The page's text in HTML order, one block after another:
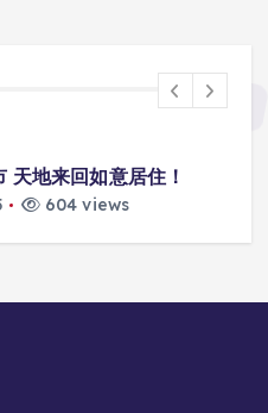
天地来回如意居住！
604 views